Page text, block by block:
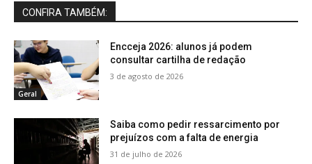
CONFIRA TAMBÉM:
Geral
Encceja 2026: alunos já podem
consultar cartilha de redação
3 de agosto de 2026
Saiba como pedir ressarcimento por
prejuízos com a falta de energia
31 de julho de 2026